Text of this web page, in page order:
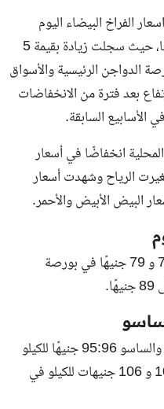
الفراخ البيضاء اليوم
الثلاثاء 7 مايو 2024 ارتفاعًا ملحوظًا، حيث سجلت زيادة بقيمة 5
الدواجن الرئيسية والأسواق
بعد فترة من الانخفاضات
الأسابيع السابقة.
انخفاضًا في أسعار
الرياح وشهدتأسعار
البيض الأبيض والأحمر.
سجل سعر كيلو الفراخ البيضاء بين 78 و 79 جنيهًا في بورصة
أما فقد سجلت أسعار الفراخ الحمراء والساسو 95:96 جنيهًا للكيلو
في بورصه الدواجن، وتتراوح بين 105 و 106 جنيهات للكيلو في